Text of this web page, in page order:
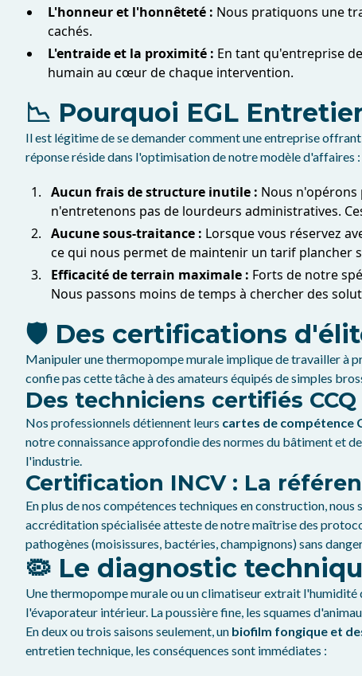
L'honneur et l'honnêteté : Nous pratiquons une
cachés.
L'entraide et la proximité : En tant qu'entreprise
humain au cœur de chaque intervention.
📉 Pourquoi EGL
Il est légitime de se demander comment une entreprise
réponse réside dans l'optimisation de notre modèle d'affaires :
Aucun frais de structure inutile : Nous n'opérons
n'entretenons pas de lourdeurs administratives.
Aucune sous-traitance : Lorsque vous réservez
ce qui nous permet de maintenir un tarif plancher
Efficacité de terrain maximale : Forts de notre
Nous passons moins de temps à chercher des
🛡️ Des certifications
Manipuler une thermopompe murale implique de travailler à
confie pas cette tâche à des amateurs équipés de simples
Des techniciens certifiés CCQ
Nos professionnels détiennent leurs cartes de compétence
notre connaissance approfondie des normes du bâtiment et
l'industrie.
Certification INCV : La
En plus de nos compétences techniques en construction, nous
accréditation spécialisée atteste de notre maîtrise des
pathogènes (moisissures, bactéries, champignons) sans
🦠 Le diagnostic
Une thermopompe murale ou un climatiseur extrait l'humidité
l'évaporateur intérieur. La poussière fine, les squames
En deux ou trois saisons seulement, un biofilm fongique et
entretien technique, les conséquences sont immédiates :